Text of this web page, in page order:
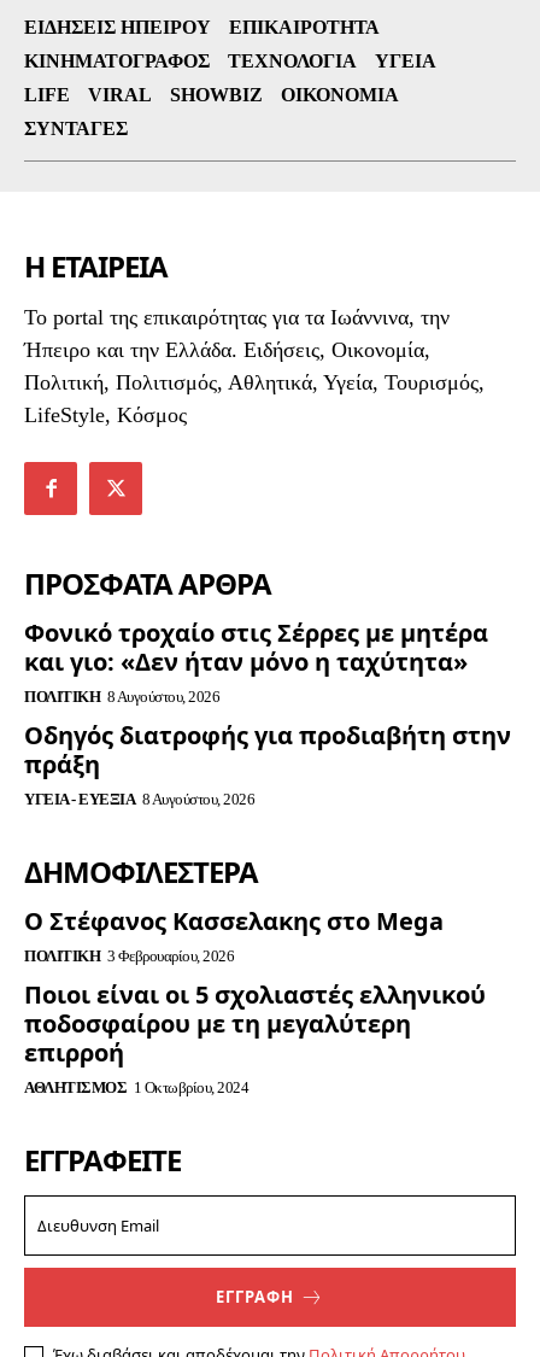
ΕΙΔΉΣΕΙΣ ΗΠΕΊΡΟΥ
ΕΠΙΚΑΙΡΌΤΗΤΑ
ΚΙΝΗΜΑΤΟΓΡΆΦΟΣ
ΤΕΧΝΟΛΟΓΊΑ
ΥΓΕΊΑ
LIFE
VIRAL SHOWBIZ
ΟΙΚΟΝΟΜΊΑ
ΣΥΝΤΑΓΈΣ
Η ΕΤΑΙΡΕΙΑ
To portal της επικαιρότητας για τα Ιωάννινα, την
Ήπειρο και την Ελλάδα. Ειδήσεις, Οικονομία,
Πολιτική, Πολιτισμός, Αθλητικά, Υγεία, Τουρισμός,
LifeStyle, Κόσμος
ΠΡΟΣΦΑΤΑ ΑΡΘΡΑ
Φονικό τροχαίο στις Σέρρες με μητέρα
και γιο: «Δεν ήταν μόνο η ταχύτητα»
ΠΟΛΙΤΙΚΉ 8 Αυγούστου, 2026
Οδηγός διατροφής για προδιαβήτη στην
πράξη
ΥΓΕΊΑ - ΕΥΕΞΊΑ 8 Αυγούστου, 2026
ΔΗΜΟΦΙΛΈΣΤΕΡΑ
Ο Στέφανος Κασσελακης στο Mega
ΠΟΛΙΤΙΚΉ 3 Φεβρουαρίου, 2026
Ποιοι είναι οι 5 σχολιαστές ελληνικού
ποδοσφαίρου με τη μεγαλύτερη
επιρροή
ΑΘΛΗΤΙΣΜΌΣ 1 Οκτωβρίου, 2024
ΕΓΓΡΑΦΕΊΤΕ
ΕΓΓΡΑΦΗ